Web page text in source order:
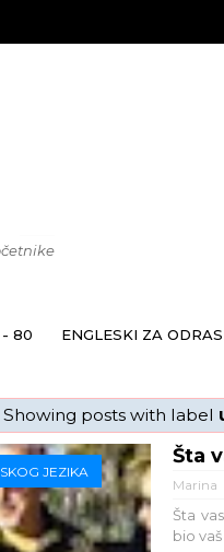
- 80 ENGLESKI ZA
Showing posts with label
JEZIKA
Šta
Marina
Šta
bio